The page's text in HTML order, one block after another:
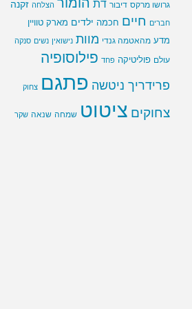
גרושו מרקס דיבור דת הצלחה זקנה
חברים חיים חכמה ילדים מארק טוויין
מדע מהאטמה גנדי מוות נישואין נשים סנקה
עולם פוליטיקה פחד פילוסופיה
פרידריך ניטשה פתגם צחוק
צחוקים ציטוט שמחה שנאה שקר